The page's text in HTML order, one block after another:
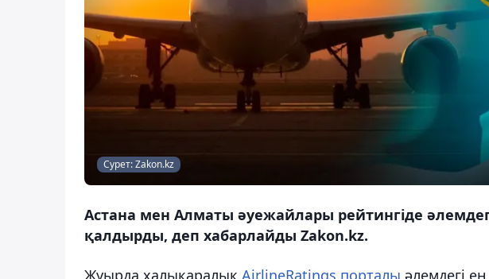
Сурет: Zakon.kz
Астана мен Алматы әуежайлары рейтингіде
қалдырды, деп хабарлайды Zakon.kz.
Жуырда халықаралық AirlineRatings порталы әлемдегі